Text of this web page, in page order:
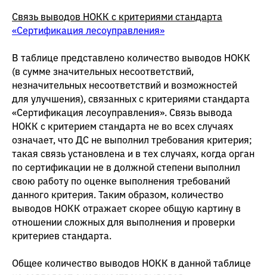
Связь выводов НОКК с критериями стандарта
«Сертификация лесоуправления»
В таблице представлено количество выводов НОКК
(в сумме значительных несоответствий,
незначительных несоответствий и возможностей
для улучшения), связанных с критериями стандарта
«Сертификация лесоуправления». Связь вывода
НОКК с критерием стандарта не во всех случаях
означает, что ДС не выполнил требования критерия;
такая связь установлена и в тех случаях, когда орган
по сертификации не в должной степени выполнил
свою работу по оценке выполнения требований
данного критерия. Таким образом, количество
выводов НОКК отражает скорее общую картину в
отношении сложных для выполнения и проверки
критериев стандарта.
Общее количество выводов НОКК в данной таблице